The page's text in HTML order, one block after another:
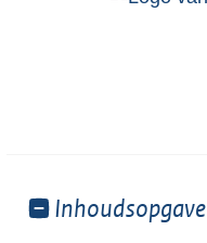
Toon
Inhoudsopgave